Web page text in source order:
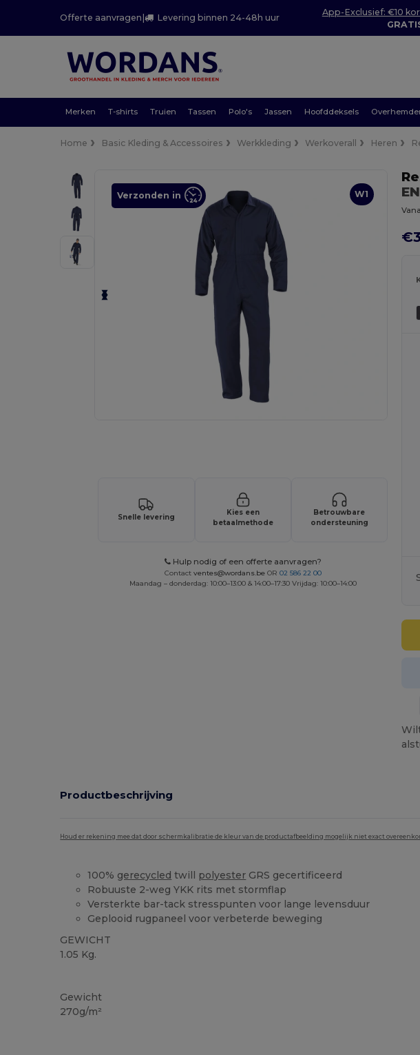
Offerte aanvragen | Levering binnen 24-48h uur
App-Exclusief: €10
Merken T-shirts Truien Tassen Polo's Jassen Hoofddeksels
Home Basic Kleding & Accessoires Werkkleding Werkoverall Heren
W1
Verzonden in
Snelle levering
Kies een
betaalmethode
Betrouwbare
ondersteuning
Hulp nodig of een offerte aanvragen?
Contact ventes@wordans.be OR 02 586 22 00
Maandag – donderdag: 10:00–13:00 & 14:00–17:30 Vrijdag: 10:00–14:00
Productbeschrijving
Houd er rekening mee dat door schermkalibratie de kleur van de productafbeelding mogelijk niet exact
100% gerecycled twill polyester GRS gecertificeerd
Robuuste 2-weg YKK rits met stormflap
Versterkte bar-tack stresspunten voor lange levensduur
Geplooid rugpaneel voor verbeterde beweging
GEWICHT
1.05 Kg.
Gewicht
270g/m²